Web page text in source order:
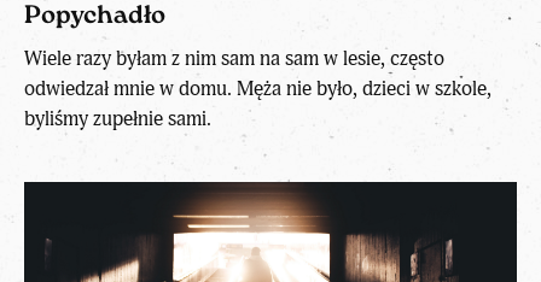
Popychadło
Wiele razy byłam z nim sam na sam w lesie, często
odwiedzał mnie w domu. Męża nie było, dzieci w szkole,
byliśmy zupełnie sami.